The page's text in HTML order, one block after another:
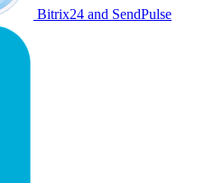
Bitrix24 and SendPulse